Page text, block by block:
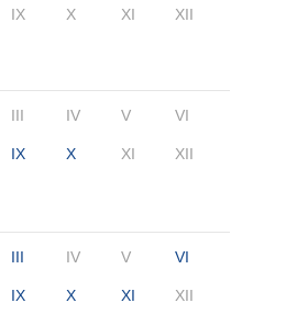
IX X XI XII
III IV V VI
IX X XI XII
III IV V VI
IX X XI XII